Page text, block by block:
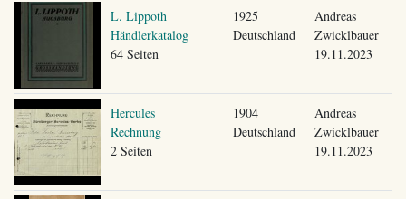
L. Lippoth
Händlerkatalog
64 Seiten
1925
Deutschland
Andreas
Zwicklbauer
19.11.2023
Hercules
Rechnung
2 Seiten
1904
Deutschland
Andreas
Zwicklbauer
19.11.2023